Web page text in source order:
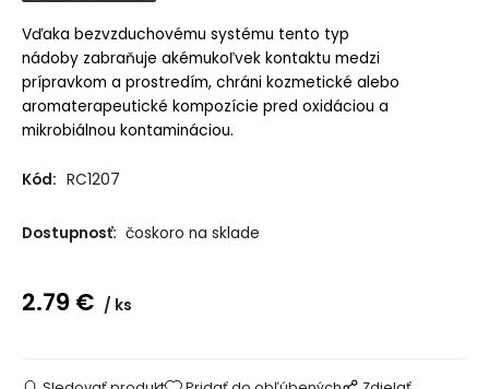
Vďaka bezvzduchovému systému tento typ
nádoby zabraňuje akémukoľvek kontaktu medzi
prípravkom a prostredím, chráni kozmetické alebo
aromaterapeutické kompozície pred oxidáciou a
mikrobiálnou kontamináciou.
Kód: RC1207
Dostupnosť: čoskoro na sklade
2.79 € ks